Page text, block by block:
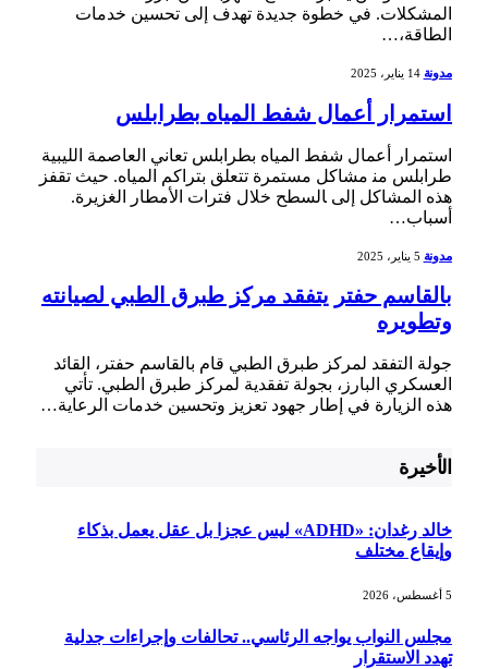
المشكلات. في خطوة جديدة ​تهدف إلى تحسين خدمات
الطاقة،…
مدونة 14 يناير، 2025
استمرار أعمال شفط المياه بطرابلس
استمرار أعمال شفط المياه بطرابلس تعاني‌ العاصمة ⁤الليبية
طرابلس من‍ مشاكل مستمرة تتعلق بتراكم المياه. حيث تقفز‌
هذه المشاكل إلى ‍السطح خلال فترات الأمطار الغزيرة.
أسباب…
مدونة 5 يناير، 2025
بالقاسم حفتر يتفقد مركز طبرق الطبي لصيانته
وتطويره
جولة التفقد لمركز طبرق الطبي قام بالقاسم ‌حفتر، القائد
العسكري البارز، بجولة ​تفقدية لمركز طبرق الطبي. تأتي
هذه الزيارة في إطار⁢ جهود تعزيز وتحسين‌ خدمات الرعاية…
الأخيرة
خالد رغدان: «ADHD» ليس عجزا بل عقل يعمل بذكاء
وإيقاع مختلف
مجلس النواب يواجه الرئاسي.. تحالفات وإجراءات جدلية
تهدد الاستقرار